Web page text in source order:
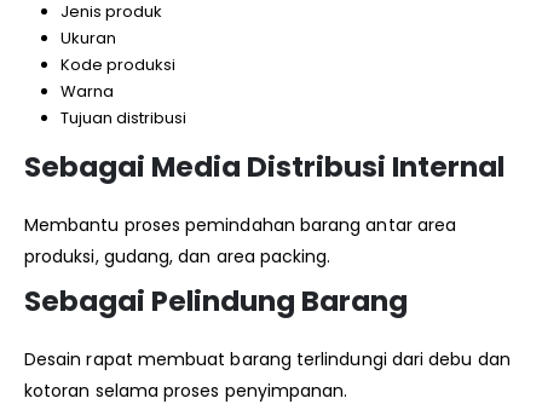
Jenis produk
Ukuran
Kode produksi
Warna
Tujuan distribusi
Sebagai Media Distribusi Internal
Membantu proses pemindahan barang antar area
produksi, gudang, dan area packing.
Sebagai Pelindung Barang
Desain rapat membuat barang terlindungi dari debu dan
kotoran selama proses penyimpanan.